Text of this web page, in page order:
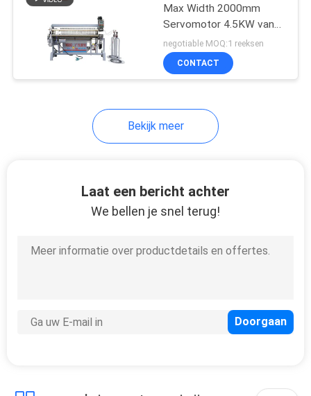
Max Width 2000mm
Servomotor 4.5KW van
de de lenteassemblage
negotiable MOQ:1 reeksen
CONTACT
Bekijk meer
Laat een bericht achter
We bellen je snel terug!